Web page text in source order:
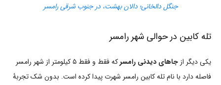
جنگل دالخانی؛ دالان بهشت، در جنوب شرقی رامسر
تله کابین در حوالی شهر رامسر
یکی دیگر از جاهای دیدنی رامسر
که فقط و فقط ۵ کیلومتر از شهر رامسر
فاصله دارد با نام تله کابین رامسر شهرت پیدا کرده است. بدون شک تجربۀ